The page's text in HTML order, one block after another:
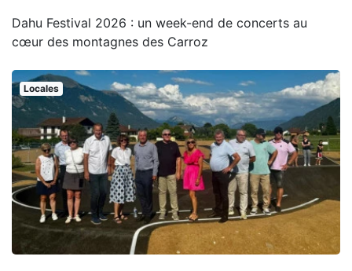
Dahu Festival 2026 : un week-end de concerts au
cœur des montagnes des Carroz
Locales